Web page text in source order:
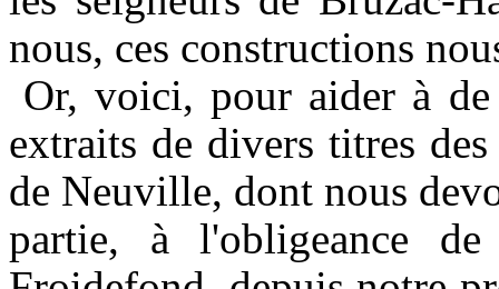
nous, ces constructions
Or, voici, pour aider à
extraits de divers titres
de Neuville, dont nous
partie, à l'obligeance